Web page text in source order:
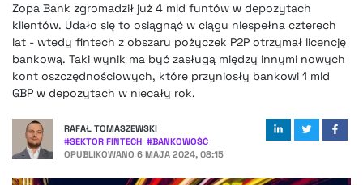
PODCASTY
FINTEKEXTRA
OKIEM EKSPERTA
Zopa Bank zgromadził już 4 mld funtów w depozytach
klientów. Udało się to osiągnąć w ciągu niespełna czterech
lat - wtedy fintech z obszaru pożyczek P2P otrzymał licencję
bankową. Taki wynik ma być zasługą między innymi nowych
kont oszczędnościowych, które przyniosły bankowi 1 mld
GBP w depozytach w niecały rok.
RAFAŁ TOMASZEWSKI
#SEKTOR FINTECH #BANKOWOŚĆ
OPUBLIKOWANO 6 MAJA 2024, 08:15